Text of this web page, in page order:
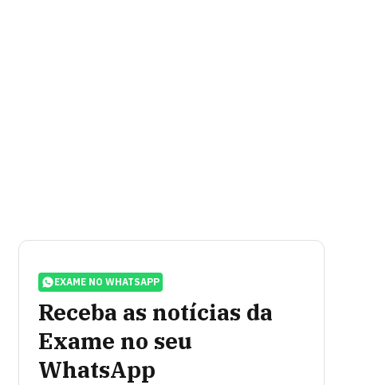
EXAME NO WHATSAPP
Receba as notícias da
Exame no seu
WhatsApp